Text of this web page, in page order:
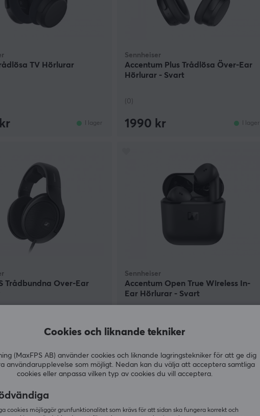
TV Hörlurar
I lager
Sennheiser
Accentum Plus Trådlösa Över-Ear
Hörlurar - Svart
(0)
1990 kr I lager
Trådbundna Over-Ear
Sennheiser
Accentum Open True Wireless In-
Ear Hörlurar - Svart
Cookies och liknande tekniker
(MaxFPS AB) använder cookies och liknande lagringstekniker för att ge dig
användarupplevelse som möjligt. Nedan kan du välja att acceptera samtliga
cookies eller anpassa vilken typ av cookies du vill acceptera.
cookies möjliggör grunfunktionalitet som krävs för att sidan ska fungera korrekt och